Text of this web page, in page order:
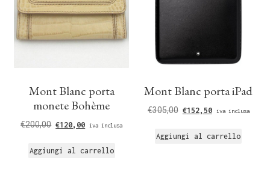
Mont Blanc porta
monete Bohème
€200,00 €120,00 iva inclusa
Aggiungi al carrello
Mont Blanc porta iPad
€305,00 €152,50 iva inclusa
Aggiungi al carrello